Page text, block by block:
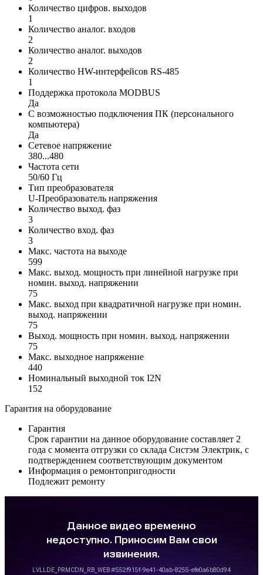
Количество цифров. выходов
1
Количество аналог. входов
2
Количество аналог. выходов
2
Количество HW-интерфейсов RS-485
1
Поддержка протокола MODBUS
Да
С возможностью подключения ПК (персонального
компьютера)
Да
Сетевое напряжение
380...480
Частота сети
50/60 Гц
Тип преобразователя
U-Преобразователь напряжения
Количество выход. фаз
3
Количество вход. фаз
3
Макс. частота на выходе
599
Макс. выход. мощность при линейной нагрузке при
номин. выход. напряжении
75
Макс. выход при квадратичной нагрузке при номин.
выход. напряжении
75
Выход. мощность при номин. выход. напряжении
75
Макс. выходное напряжение
440
Номинальный выходной ток I2N
152
Гарантия на оборудование
Гарантия
Срок гарантии на данное оборудование составляет 2
года с момента отгрузки со склада Систэм Электрик, с
подтверждением соответствующим документом
Информация о ремонтопригодности
Подлежит ремонту